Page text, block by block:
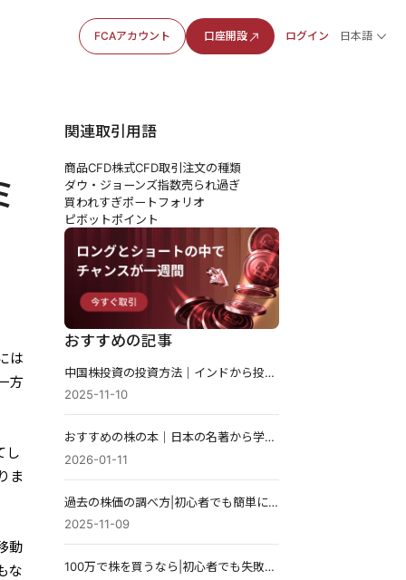
FCAアカウント 口座開設 ログイン 日本語
は
方
し
ま
動
な
関連取引用語
商品CFD株式CFD取引注文の種類
ダウ・ジョーンズ指数売られ過ぎ
買われすぎポートフォリオ
ピボットポイント
おすすめの記事
中国株投資の投資方法｜インドから投資する
2025-11-10
おすすめの株の本｜日本の名著から学ぶ投資の基本
2026-01-11
過去の株価の調べ方|初心者でも簡単にできる3つの方法を解説
2025-11-09
100万で株を買うなら|初心者でも失敗しにくい投資戦略と銘柄の考え方